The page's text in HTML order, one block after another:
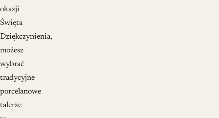
okazji
Święta
Dziękczynienia,
możesz
wybrać
tradycyjne
porcelanowe
talerze